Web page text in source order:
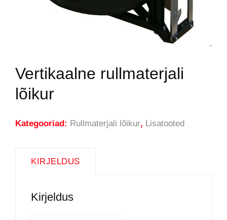
Vertikaalne rullmaterjali
lõikur
Kategooriad: Rullmaterjali lõikur, Lisatooted
KIRJELDUS
Kirjeldus